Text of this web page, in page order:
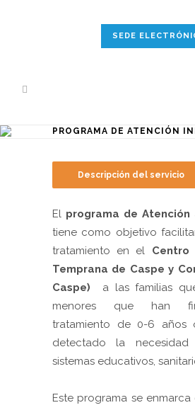
SEDE
PROGRAMA DE ATENCIÓN
Descripción del servicio
El programa de
tiene como objetivo
tratamiento en el Centro
Temprana de Caspe y
Caspe)
a las familias
menores que han
tratamiento de 0-6
detectado la
sistemas educativos,
Este programa se